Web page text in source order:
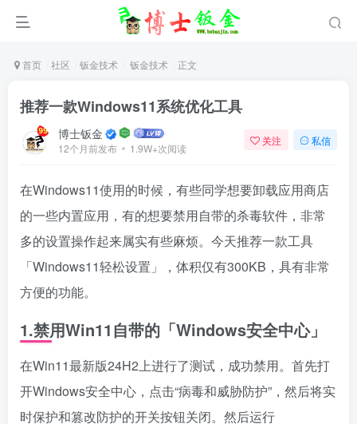
首页 社区 钣金技术 钣金技术 正文
推荐一款Windows11系统优化工具
博士钣金
12个月前发布 1.9W+次阅读
关注 私信
在Windows11使用的时候，有些同学想要卸载应用商店
的一些内置应用，有的想要禁用自带的杀毒软件，非常
多的设置操作起来属实有些麻烦。今天推荐一款工具
「Windows11轻松设置」，体积仅有300KB，具有非常
方便的功能。
1.禁用Win11自带的「Windows安全中心」
在Win11最新版24H2上进行了测试，成功禁用。首先打
开Windows安全中心，点击“病毒和威胁防护”，然后将实
时保护和篡改防护的开关按钮关闭。然后运行